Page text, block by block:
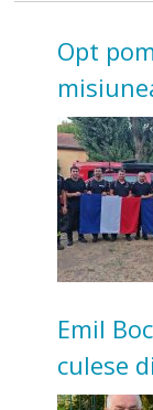
Opt
incendii
Emil
culese
nu